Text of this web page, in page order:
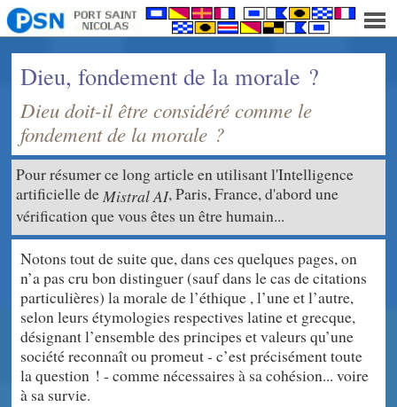
Dieu, fondement de la morale ?
Dieu doit-il être considéré comme le
fondement de la morale ?
Pour résumer ce long article en utilisant l'Intelligence
artificielle deMistral AI, Paris, France, d'abord une
vérification que vous êtes un être humain...
Notons tout de suite que, dans ces quelques pages, on
n’a pas cru bon distinguer (sauf dans le cas de citations
particulières) la morale de l’éthique , l’une et l’autre,
selon leurs étymologies respectives latine et grecque,
désignant l’ensemble des principes et valeurs qu’une
société reconnaît ou promeut - c’est précisément toute
la question ! - comme nécessaires à sa cohésion... voire
à sa survie.